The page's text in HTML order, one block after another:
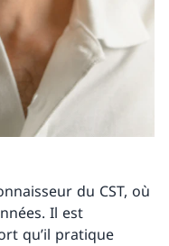
du CST, où
Il est
qu’il pratique